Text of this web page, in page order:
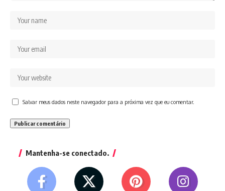
Salvar meus dados neste navegador para a próxima vez que eu comentar.
Mantenha-se conectado.